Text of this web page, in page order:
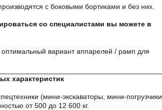
с боковыми бортиками и без них.
со специалистами вы можете в
вариант аппарелей / рамп для
характеристик
(мини-экскаваторы, мини-погрузчики,
от 500 до 12 600 кг.